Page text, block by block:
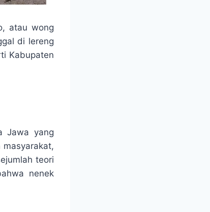
atau wong
di lereng
Kabupaten
Jawa yang
teori
nenek